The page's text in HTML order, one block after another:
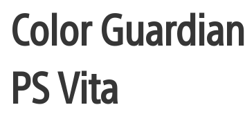
Color
PS Vita